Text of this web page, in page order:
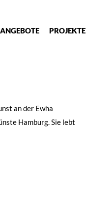
ANGEBOTE PROJEKTE
an der Ewha
Hamburg. Sie lebt